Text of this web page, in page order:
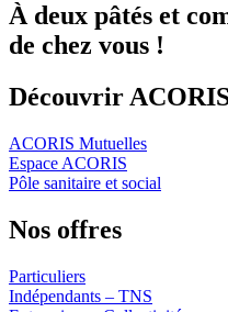
À deux pâtés et
de chez vous !
Découvrir
ACORIS Mutuelles
Espace ACORIS
Pôle sanitaire et social
Nos offres
Particuliers
Indépendants – TNS